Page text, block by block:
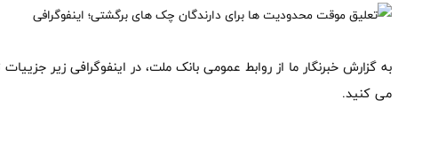
به گزارش خبرنگار ما از روابط عمومی بانک ملت، در اینفوگرافی زیر
می کنید.